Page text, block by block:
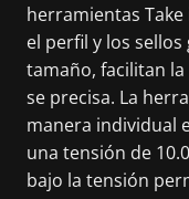
herramientas
el perfil y los
tamaño, facilitan
se precisa. La
manera individual
una tensión de
bajo la tensión